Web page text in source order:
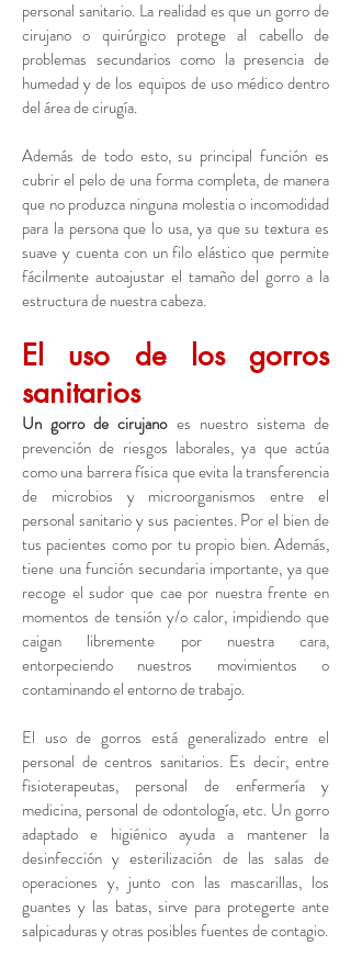
personal sanitario. La realidad es que un gorro de
cirujano o quirúrgico protege al cabello de
problemas secundarios como la presencia de
humedad y de los equipos de uso médico dentro
del área de cirugía.
Además de todo esto, su principal función es
cubrir el pelo de una forma completa, de manera
que no produzca ninguna molestia o incomodidad
para la persona que lo usa, ya que su textura es
suave y cuenta con un filo elástico que permite
fácilmente autoajustar el tamaño del gorro a la
estructura de nuestra cabeza.
El uso de los gorros
sanitarios
Un gorro de cirujanoes nuestro sistema de
prevención de riesgos laborales, ya que actúa
como una barrera física que evita la transferencia
de microbios y microorganismos entre el
personal sanitario y sus pacientes. Por el bien de
tus pacientes como por tu propio bien. Además,
tiene una función secundaria importante, ya que
recoge el sudor que cae por nuestra frente en
momentos de tensión y/o calor, impidiendo que
caigan libremente por nuestra cara,
entorpeciendo nuestros movimientos o
contaminando el entorno de trabajo.
El uso de gorros está generalizado entre el
personal de centros sanitarios. Es decir, entre
fisioterapeutas, personal de enfermería y
medicina, personal de odontología, etc. Un gorro
adaptado e higiénico ayuda a mantener la
desinfección y esterilización de las salas de
operaciones y, junto con las mascarillas, los
guantes y las batas, sirve para protegerte ante
salpicaduras y otras posibles fuentes de contagio.